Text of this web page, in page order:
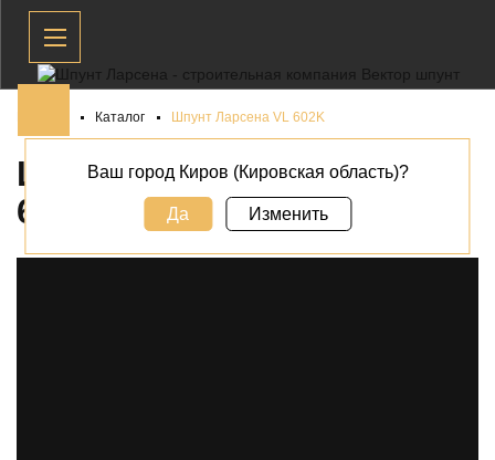
Каталог Шпунт Ларсена VL 602K
ШПУНТ ЛАРСЕНА VL
602K В КИРОВЕ
Ваш город Киров (Кировская область)?
Да Изменить